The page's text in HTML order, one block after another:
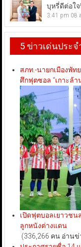
บุหรี่ดีต่อใ
3:41 pm 08
5 ข่าวเด่นประจ
สภท.-นายกเมืองพัท
ศึกฟุตซอล “เกาะล้า
เปิดฟุตบอลเยาวช
ลูกหนังต่างแดน
(336,266 คน อ่าน